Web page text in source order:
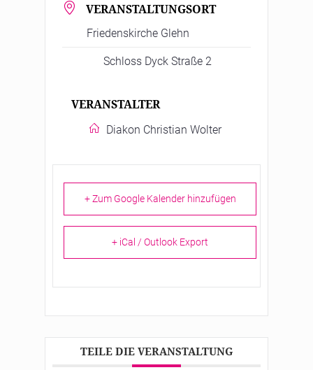
VERANSTALTUNGSORT
Friedenskirche Glehn
Schloss Dyck Straße 2
VERANSTALTER
Diakon Christian Wolter
+ Zum Google Kalender hinzufügen
+ iCal / Outlook Export
TEILE DIE VERANSTALTUNG